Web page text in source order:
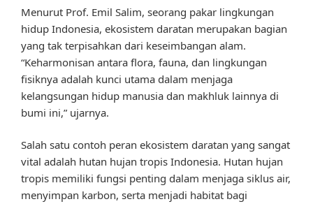
Menurut Prof. Emil Salim, seorang pakar lingkungan
hidup Indonesia, ekosistem daratan merupakan bagian
yang tak terpisahkan dari keseimbangan alam.
“Keharmonisan antara flora, fauna, dan lingkungan
fisiknya adalah kunci utama dalam menjaga
kelangsungan hidup manusia dan makhluk lainnya di
bumi ini,” ujarnya.
Salah satu contoh peran ekosistem daratan yang sangat
vital adalah hutan hujan tropis Indonesia. Hutan hujan
tropis memiliki fungsi penting dalam menjaga siklus air,
menyimpan karbon, serta menjadi habitat bagi